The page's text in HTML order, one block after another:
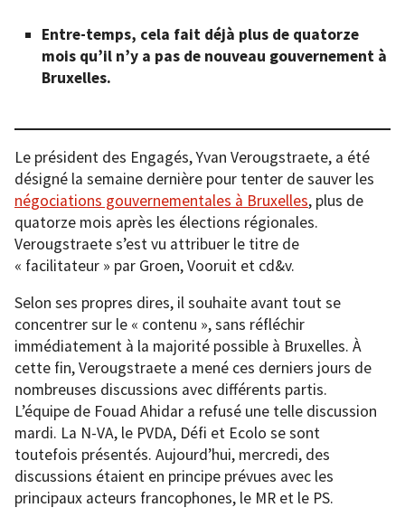
Entre-temps, cela fait déjà plus de quatorze
mois qu’il n’y a pas de nouveau gouvernement à
Bruxelles.
Le président des Engagés, Yvan Verougstraete, a été
désigné la semaine dernière pour tenter de sauver les
négociations gouvernementales à Bruxelles, plus de
quatorze mois après les élections régionales.
Verougstraete s’est vu attribuer le titre de
« facilitateur » par Groen, Vooruit et cd&v.
Selon ses propres dires, il souhaite avant tout se
concentrer sur le « contenu », sans réfléchir
immédiatement à la majorité possible à Bruxelles. À
cette fin, Verougstraete a mené ces derniers jours de
nombreuses discussions avec différents partis.
L’équipe de Fouad Ahidar a refusé une telle discussion
mardi. La N-VA, le PVDA, Défi et Ecolo se sont
toutefois présentés. Aujourd’hui, mercredi, des
discussions étaient en principe prévues avec les
principaux acteurs francophones, le MR et le PS.